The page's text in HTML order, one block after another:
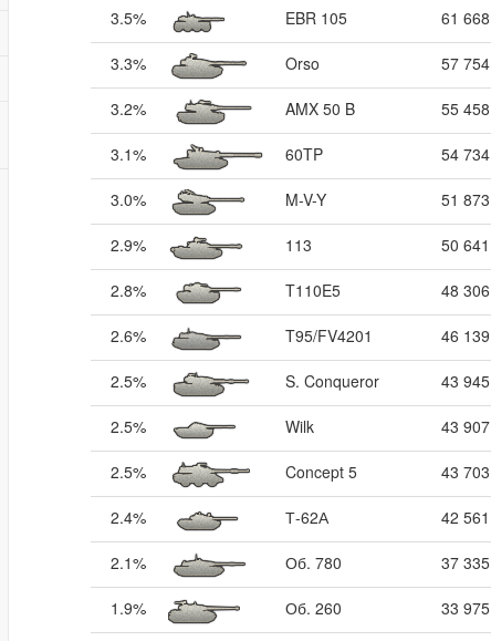
3.5% EBR 105 61 668
3.3% Orso 57 754
3.2% AMX 50 B 55 458
3.1% 60TP 54 734
3.0% M-V-Y 51 873
2.9% 113 50 641
2.8% T110E5 48 306
2.6% T95/FV4201 46 139
2.5% S. Conqueror 43 945
2.5% Wilk 43 907
2.5% Concept 5 43 703
2.4% Т-62А 42 561
2.1% Об. 780 37 335
1.9% Об. 260 33 975